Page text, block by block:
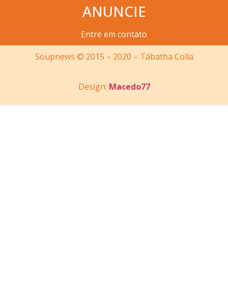
ANUNCIE
Entre em contato
Soupnews © 2015 – 2020 – Tábatha Colla
Design: Macedo77